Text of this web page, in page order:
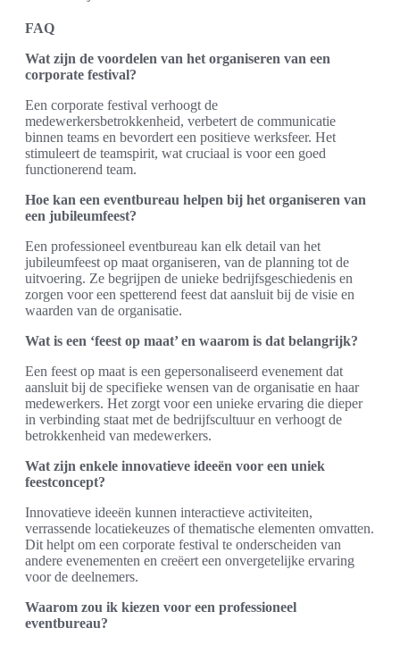
FAQ
Wat zijn de voordelen van het organiseren van een
corporate festival?
Een corporate festival verhoogt de
medewerkersbetrokkenheid, verbetert de communicatie
binnen teams en bevordert een positieve werksfeer. Het
stimuleert de teamspirit, wat cruciaal is voor een goed
functionerend team.
Hoe kan een eventbureau helpen bij het organiseren van
een jubileumfeest?
Een professioneel eventbureau kan elk detail van het
jubileumfeest op maat organiseren, van de planning tot de
uitvoering. Ze begrijpen de unieke bedrijfsgeschiedenis en
zorgen voor een spetterend feest dat aansluit bij de visie en
waarden van de organisatie.
Wat is een ‘feest op maat’ en waarom is dat belangrijk?
Een feest op maat is een gepersonaliseerd evenement dat
aansluit bij de specifieke wensen van de organisatie en haar
medewerkers. Het zorgt voor een unieke ervaring die dieper
in verbinding staat met de bedrijfscultuur en verhoogt de
betrokkenheid van medewerkers.
Wat zijn enkele innovatieve ideeën voor een uniek
feestconcept?
Innovatieve ideeën kunnen interactieve activiteiten,
verrassende locatiekeuzes of thematische elementen omvatten.
Dit helpt om een corporate festival te onderscheiden van
andere evenementen en creëert een onvergetelijke ervaring
voor de deelnemers.
Waarom zou ik kiezen voor een professioneel
eventbureau?